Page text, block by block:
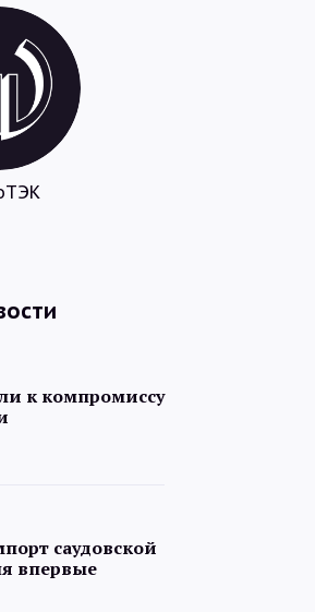
к компромиссу
саудовской
впервые